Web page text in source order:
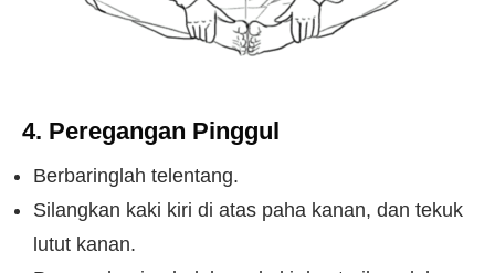
4. Peregangan Pinggul
Berbaringlah telentang.
Silangkan kaki kiri di atas paha kanan, dan tekuk
lutut kanan.